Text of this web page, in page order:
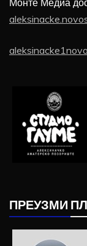
Монте Медиа
ПРЕУЗМИ